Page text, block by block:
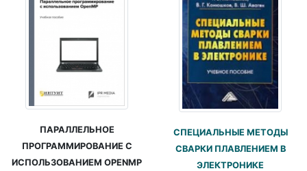
ПАРАЛЛЕЛЬНОЕ
ПРОГРАММИРОВАНИЕ С
ИСПОЛЬЗОВАНИЕМ OPENMP
СПЕЦИАЛЬНЫЕ МЕТОДЫ
СВАРКИ ПЛАВЛЕНИЕМ В
ЭЛЕКТРОНИКЕ